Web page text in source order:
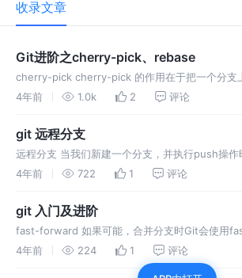
收录文章
Git进阶之cherry-pick、rebase
cherry-pick cherry-pick 的作用在于把一个分支
外一个分支上，感觉上和git merge 作用差不多
4年前 1.0k 2 评论
git 远程分支
远程分支 当我们新建一个分支，并执行push操作
支没有对应的上游分支（远程分支），可以执行
4年前 722 1 评论
git 入门及进阶
fast-forward 如果可能，合并分支时Git会使用
种模式下，删除分支时会丢掉分支信息 合并时加
fast-forward，这样会多出一
4年前 224 1 评论